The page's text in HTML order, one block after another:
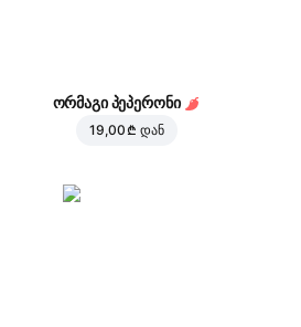
ორმაგი პეპერონი
19,00 ₾ დან